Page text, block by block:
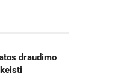
draudimo